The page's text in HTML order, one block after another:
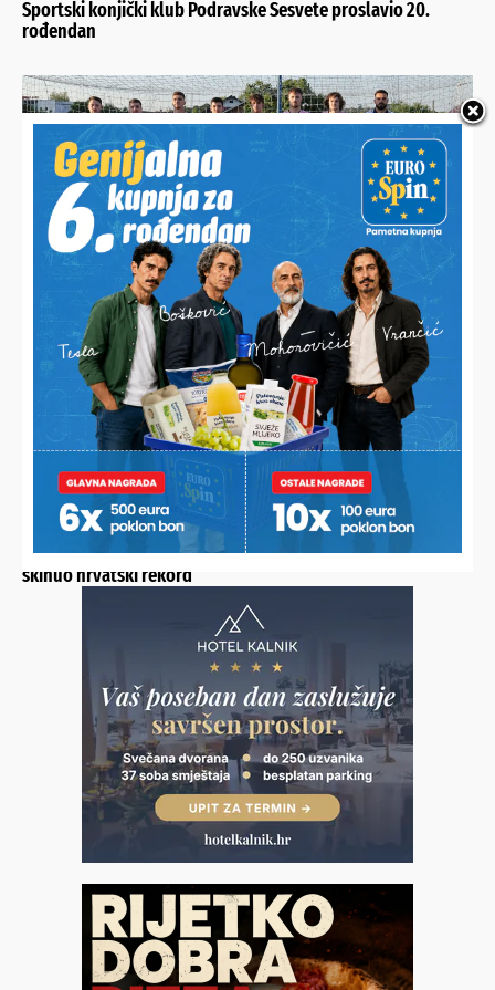
Sportski konjički klub Podravske Sesvete proslavio 20.
rođendan
MIKLINOVEC DRASTIČNO POMLADIO MOMČAD
Prioritet je razvoj igrača, a ne pozicija. Prosjek momčadi je
21 godina
U LITVI OSVOJIO ZLATO
Koprivničanac novi europski prvak, digao 232,5 kilograma i
skinuo hrvatski rekord